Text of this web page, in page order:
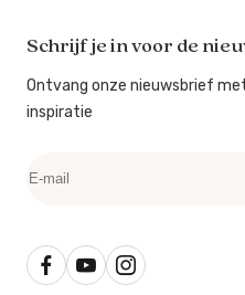
Schrijf je in voor de
Ontvang onze nieuwsbrief
inspiratie